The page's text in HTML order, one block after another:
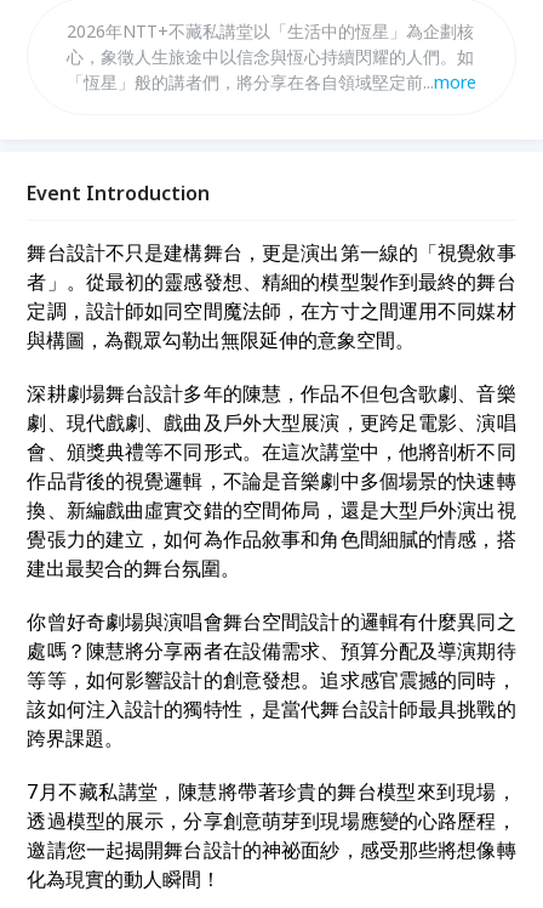
2026年NTT+不藏私講堂以「生活中的恆星」為企劃核
心，象徵人生旅途中以信念與恆心持續閃耀的人們。如
「恆星」般的講者們，將分享在各自領域堅定前行的故
相遇，為生命注入嶄新的能量與開闊的視野。
...more
Event Introduction
舞台設計不只是建構舞台，更是演出第一線的「視覺敘事
者」。從最初的靈感發想、精細的模型製作到最終的舞台
定調，設計師如同空間魔法師，在方寸之間運用不同媒材
與構圖，為觀眾勾勒出無限延伸的意象空間。
深耕劇場舞台設計多年的陳慧，作品不但包含歌劇、音樂
劇、現代戲劇、戲曲及戶外大型展演，更跨足電影、演唱
會、頒獎典禮等不同形式。在這次講堂中，他將剖析不同
作品背後的視覺邏輯，不論是音樂劇中多個場景的快速轉
換、新編戲曲虛實交錯的空間佈局，還是大型戶外演出視
覺張力的建立，如何為作品敘事和角色間細膩的情感，搭
建出最契合的舞台氛圍。
你曾好奇劇場與演唱會舞台空間設計的邏輯有什麼異同之
處嗎？陳慧將分享兩者在設備需求、預算分配及導演期待
等等，如何影響設計的創意發想。追求感官震撼的同時，
該如何注入設計的獨特性，是當代舞台設計師最具挑戰的
跨界課題。
7月不藏私講堂，陳慧將帶著珍貴的舞台模型來到現場，
透過模型的展示，分享創意萌芽到現場應變的心路歷程，
邀請您一起揭開舞台設計的神祕面紗，感受那些將想像轉
化為現實的動人瞬間！